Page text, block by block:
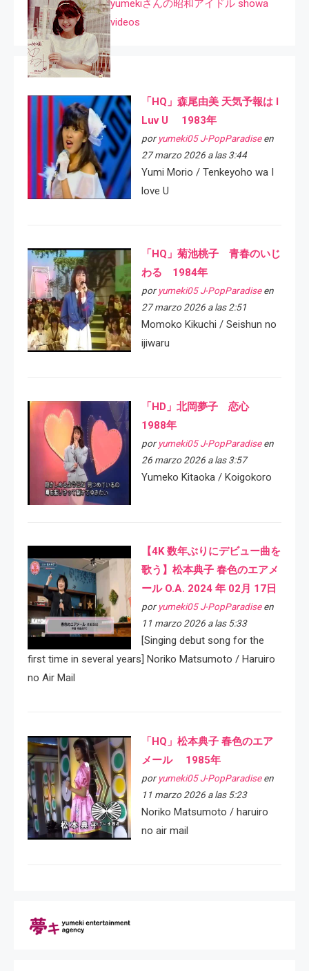
yumekiさんの昭和アイドル showa
videos
「HQ」森尾由美 天気予報は I
Luv U 1983年
por yumeki05 J-PopParadiseen
27 marzo 2026 a las 3:44
Yumi Morio / Tenkeyoho wa I
love U
「HQ」菊池桃子 青春のいじ
わる 1984年
por yumeki05 J-PopParadiseen
27 marzo 2026 a las 2:51
Momoko Kikuchi / Seishun no
ijiwaru
「HD」北岡夢子 恋心
1988年
por yumeki05 J-PopParadiseen
26 marzo 2026 a las 3:57
Yumeko Kitaoka / Koigokoro
【4K 数年ぶりにデビュー曲を
歌う】松本典子 春色のエアメ
ール O.A. 2024 年 02月 17日
por yumeki05 J-PopParadiseen
11 marzo 2026 a las 5:33
[Singing debut song for the
first time in several years] Noriko Matsumoto / Haruiro
no Air Mail
「HQ」松本典子 春色のエア
メール 1985年
por yumeki05 J-PopParadiseen
11 marzo 2026 a las 5:23
Noriko Matsumoto / haruiro
no air mail